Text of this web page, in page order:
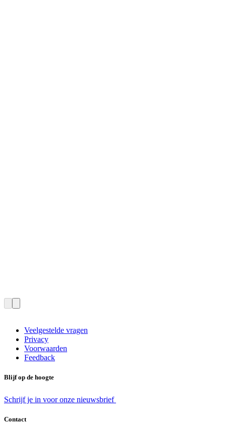
Veelgestelde vragen
Privacy
Voorwaarden
Feedback
Blijf op de hoogte
Schrijf je in voor onze nieuwsbrief
Contact